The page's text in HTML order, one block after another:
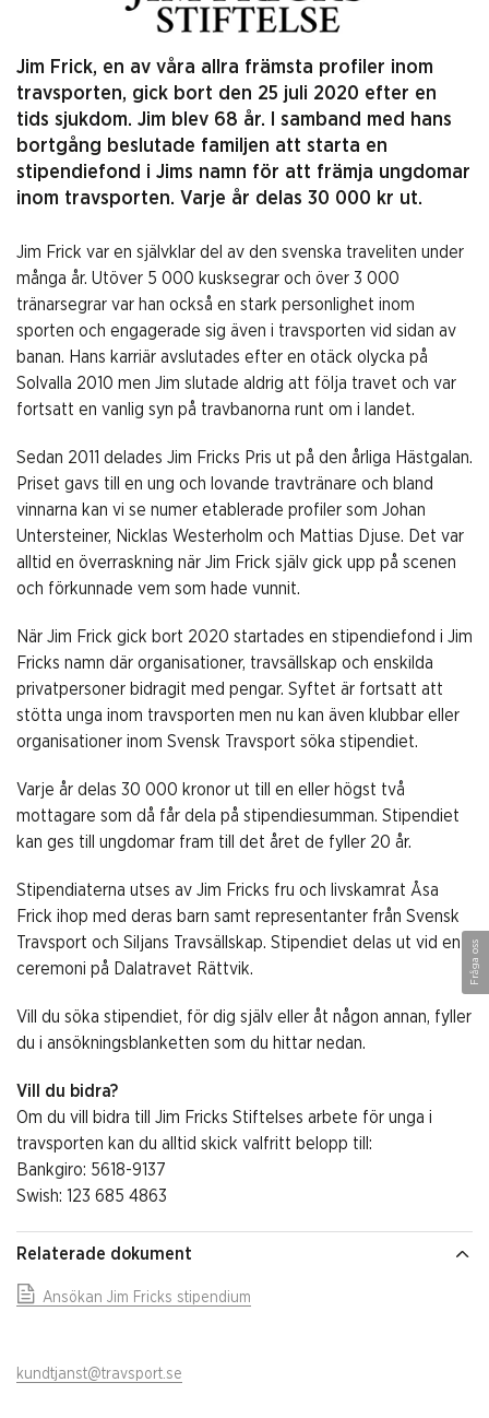
Jim Frick, en av våra allra främsta profiler inom
travsporten, gick bort den 25 juli 2020 efter en
tids sjukdom. Jim blev 68 år. I samband med hans
bortgång beslutade familjen att starta en
stipendiefond i Jims namn för att främja ungdomar
inom travsporten. Varje år delas 30 000 kr ut.
Jim Frick var en självklar del av den svenska traveliten under
många år. Utöver 5 000 kusksegrar och över 3 000
tränarsegrar var han också en stark personlighet inom
sporten och engagerade sig även i travsporten vid sidan av
banan. Hans karriär avslutades efter en otäck olycka på
Solvalla 2010 men Jim slutade aldrig att följa travet och var
fortsatt en vanlig syn på travbanorna runt om i landet.
Sedan 2011 delades Jim Fricks Pris ut på den årliga Hästgalan.
Priset gavs till en ung och lovande travtränare och bland
vinnarna kan vi se numer etablerade profiler som Johan
Untersteiner, Nicklas Westerholm och Mattias Djuse. Det var
alltid en överraskning när Jim Frick själv gick upp på scenen
och förkunnade vem som hade vunnit.
När Jim Frick gick bort 2020 startades en stipendiefond i Jim
Fricks namn där organisationer, travsällskap och enskilda
privatpersoner bidragit med pengar. Syftet är fortsatt att
stötta unga inom travsporten men nu kan även klubbar eller
organisationer inom Svensk Travsport söka stipendiet.
Varje år delas 30 000 kronor ut till en eller högst två
mottagare som då får dela på stipendiesumman. Stipendiet
kan ges till ungdomar fram till det året de fyller 20 år.
Stipendiaterna utses av Jim Fricks fru och livskamrat Åsa
Frick ihop med deras barn samt representanter från Svensk
Travsport och Siljans Travsällskap. Stipendiet delas ut vid en
ceremoni på Dalatravet Rättvik.
Vill du söka stipendiet, för dig själv eller åt någon annan, fyller
du i ansökningsblanketten som du hittar nedan.
Vill du bidra?
Om du vill bidra till Jim Fricks Stiftelses arbete för unga i
travsporten kan du alltid skick valfritt belopp till:
Bankgiro: 5618-9137
Swish: 123 685 4863
Relaterade dokument
Ansökan Jim Fricks stipendium
kundtjanst@travsport.se
Fråga oss